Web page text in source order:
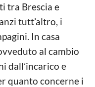
tra Brescia e
tutt’altro, i
In casa
al cambio
dall’incarico e
quanto concerne i